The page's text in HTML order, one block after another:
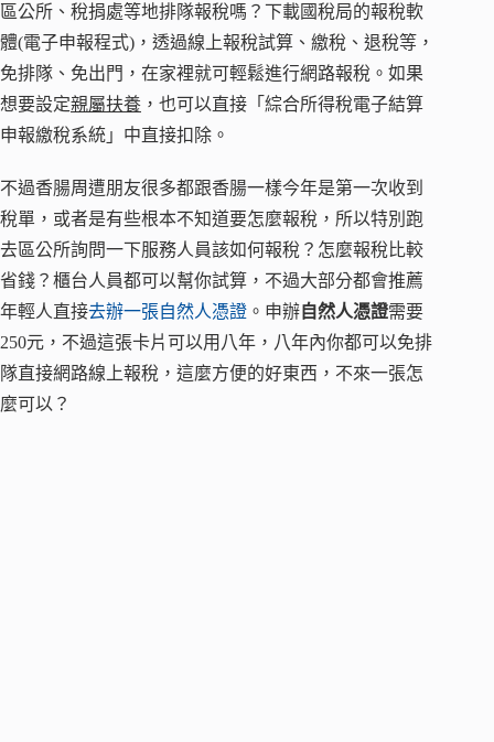
區公所、稅捐處等地排隊報稅嗎？下載國稅局的報稅軟
體(電子申報程式)，透過線上報稅試算、繳稅、退稅等，
免排隊、免出門，在家裡就可輕鬆進行網路報稅。如果
想要設定親屬扶養 ，也可以直接「綜合所得稅電子結算
申報繳稅系統」中直接扣除。
不過香腸周遭朋友很多都跟香腸一樣今年是第一次收到
稅單，或者是有些根本不知道要怎麼報稅，所以特別跑
去區公所詢問一下服務人員該如何報稅？怎麼報稅比較
省錢？櫃台人員都可以幫你試算，不過大部分都會推薦
年輕人直接去辦一張自然人憑證 。申辦自然人憑證需要
250元，不過這張卡片可以用八年，八年內你都可以免排
隊直接網路線上報稅，這麼方便的好東西，不來一張怎
麼可以？